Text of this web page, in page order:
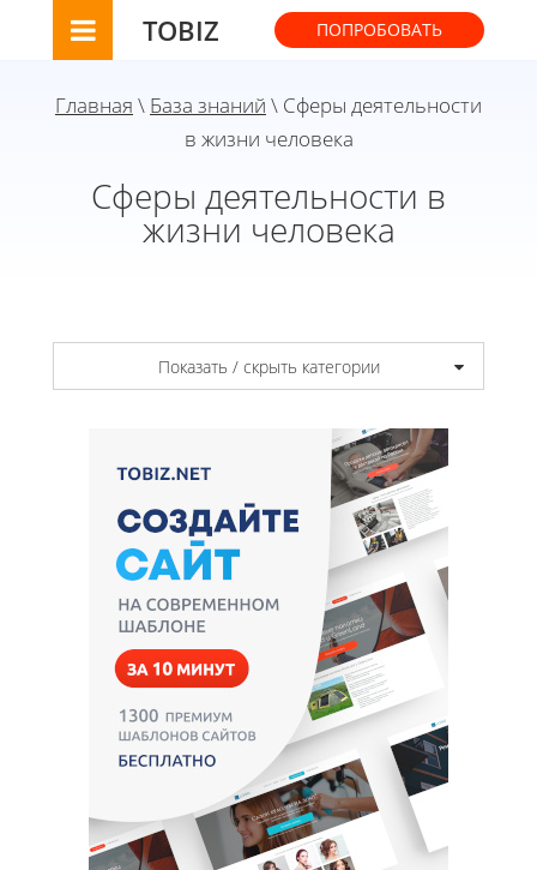
TOBIZ ПОПРОБОВАТЬ
Главная \ База знаний \ Сферы деятельности
в жизни человека
Сферы деятельности в
жизни человека
Показать / скрыть категории